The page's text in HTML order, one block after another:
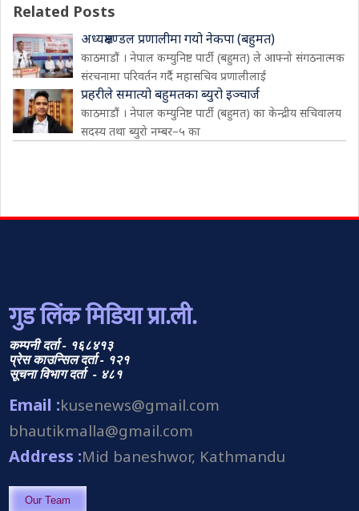
Related Posts
अध्यक्षमण्डल प्रणालीमा गयो नेकपा (बहुमत)
काठमाडौं । नेपाल कम्युनिष्ट पार्टी (बहुमत) ले आफ्नो संगठनात्मक
संरचनामा परिवर्तन गर्दै महासचिव प्रणालीलाई
प्रहरीले समात्यो बहुमतका ब्युरो इञ्चार्ज
काठमाडौं । नेपाल कम्युनिष्ट पार्टी (बहुमत) का केन्द्रीय सचिवालय
सदस्य तथा ब्युरो नम्बर–५ का
गुड लिंक मिडिया प्रा.ली.
कम्पनी दर्ता - १६८४१३
प्रेस काउन्सिल दर्ता - १२१
सूचना विभाग दर्ता - ४८१
Email :kusenews@gmail.com
bhautikmalla@gmail.com
Address :Mid baneshwor, Kathmandu
Our Team